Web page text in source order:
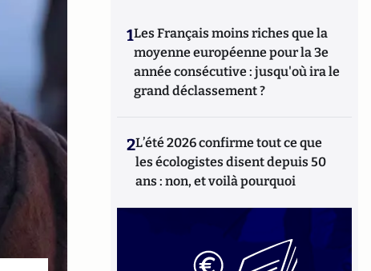
1Les Français moins riches que la
moyenne européenne pour la 3e
année consécutive : jusqu'où ira le
grand déclassement ?
2L’été 2026 confirme tout ce que
les écologistes disent depuis 50
ans : non, et voilà pourquoi